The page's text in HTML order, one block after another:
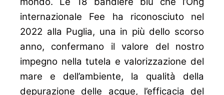
internazionale Fee ha riconosciuto nel
2022 alla Puglia, una in più dello scorso
anno, confermano il valore del nostro
impegno nella tutela e valorizzazione del
mare e dell’ambiente, la qualità della
depurazione delle acque, l’efficacia del